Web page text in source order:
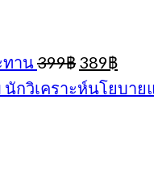
ทาน399฿ Original
price
was:
389฿
is:
กวิเคราะห์นโยบา